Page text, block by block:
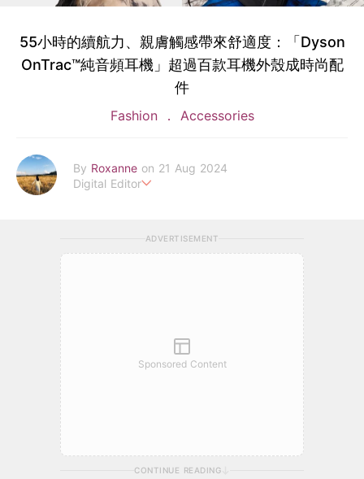
55小時的續航力、親膚觸感帶來舒適度：「Dyson
OnTrac™純音頻耳機」超過百款耳機外殼成時尚配
件
Fashion Accessories
By Roxanne on 21 Aug 2024
Digital Editor
roxanne.lee@poplady-mag.com
ADVERTISEMENT
Sponsored Content
CONTINUE READING